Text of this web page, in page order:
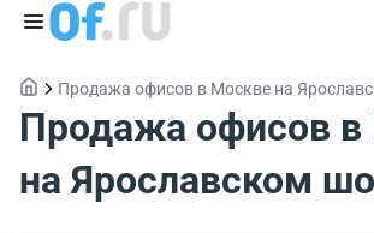
Продажа офисов в Москве на
Продажа офисов
на Ярославском